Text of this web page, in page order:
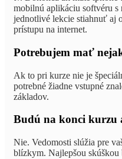
mobilnú aplikáciu softvéru s
jednotlivé lekcie stiahnuť aj
prístupu na internet.
Potrebujem mať
Ak to pri kurze nie je
potrebné žiadne vstupné
základov.
Budú na konci kurzu
Nie. Vedomosti slúžia pre
blízkym. Najlepšou skúškou